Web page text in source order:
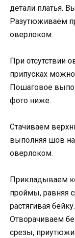
детали платья.
Разутюживаем
оверлоком.
При отсутствии
припусках
Пошаговое
фото ниже.
Стачиваем
выполняя шов
оверлоком.
Прикладываем
проймы, равняя
растягивая
Отворачиваем
срезы,